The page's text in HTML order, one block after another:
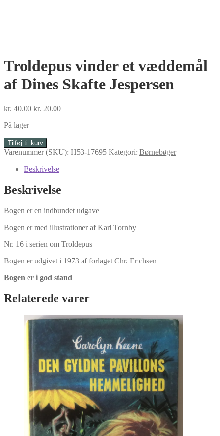
Troldepus vinder et væddemål
af Dines Skafte Jespersen
kr.40.00 Den
kr. 40.00.
kr. 20.00Den
På lager
Troldepus
vinder
væddemål
Dines
Skafte
antal
Tilføj til kurv
Varenummer (SKU): H53-17695 Kategori: Børnebøger
Beskrivelse
Beskrivelse
Bogen er en indbundet udgave
Bogen er med illustrationer af Karl Tornby
Nr. 16 i serien om Troldepus
Bogen er udgivet i 1973 af forlaget Chr. Erichsen
Bogen er i god stand
Relaterede varer